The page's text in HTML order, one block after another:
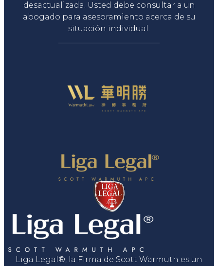
desactualizada. Usted debe consultar a un
abogado para asesoramiento acerca de su
situación individual.
Liga Legal®, la Firma de Scott Warmuth es un